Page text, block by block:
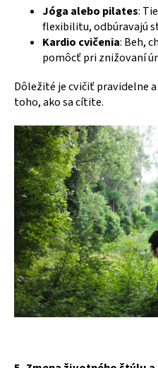
Jóga alebo pilates:
flexibilitu, odbúravajú
Kardio cvičenia: Beh,
pomôcť pri znižovaní
Dôležité je cvičiť pravidelne
toho, ako sa cítite.